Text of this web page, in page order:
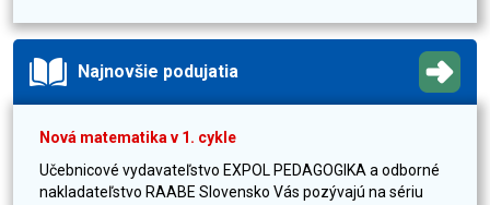
Najnovšie podujatia
Nová matematika v 1. cykle
Učebnicové vydavateľstvo EXPOL PEDAGOGIKA a odborné
nakladateľstvo RAABE Slovensko Vás pozývajú na sériu